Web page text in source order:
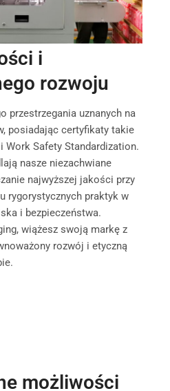
i
rozwoju
przestrzegania uznanych na
posiadając certyfikaty takie
Work Safety Standardization.
nasze niezachwiane
najwyższej jakości przy
rygorystycznych praktyk w
i bezpieczeństwa.
wiążesz swoją markę z
rozwój i etyczną
możliwości